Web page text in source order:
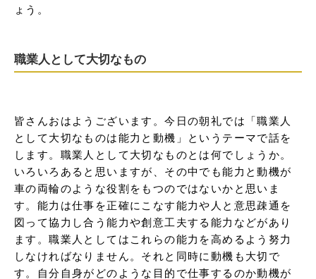
ょう。
職業人として大切なもの
皆さんおはようございます。今日の朝礼では「職業人
として大切なものは能力と動機」というテーマで話を
します。職業人として大切なものとは何でしょうか。
いろいろあると思いますが、その中でも能力と動機が
車の両輪のような役割をもつのではないかと思いま
す。能力は仕事を正確にこなす能力や人と意思疎通を
図って協力し合う能力や創意工夫する能力などがあり
ます。職業人としてはこれらの能力を高めるよう努力
しなければなりません。それと同時に動機も大切で
す。自分自身がどのような目的で仕事するのか動機が